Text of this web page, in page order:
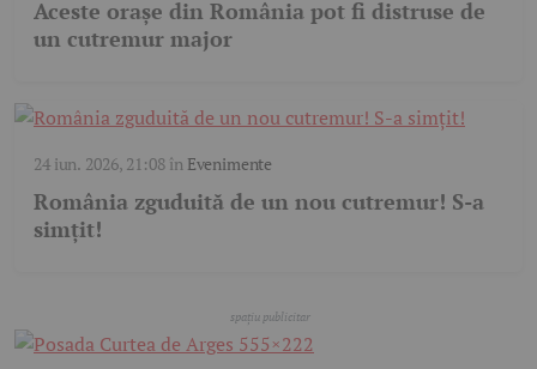
Aceste orașe din România pot fi distruse de
un cutremur major
24 iun. 2026, 21:08în Evenimente
România zguduită de un nou cutremur! S-a
simțit!